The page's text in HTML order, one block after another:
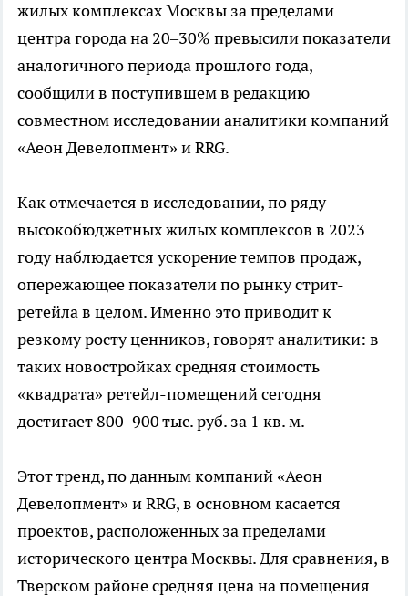
жилых комплексах Москвы за пределами
центра города на 20–30% превысили показатели
аналогичного периода прошлого года,
сообщили в поступившем в редакцию
совместном исследовании аналитики компаний
«Аеон Девелопмент» и RRG.
Как отмечается в исследовании, по ряду
высокобюджетных жилых комплексов в 2023
году наблюдается ускорение темпов продаж,
опережающее показатели по рынку стрит-
ретейла в целом. Именно это приводит к
резкому росту ценников, говорят аналитики: в
таких новостройках средняя стоимость
«квадрата» ретейл-помещений сегодня
достигает 800–900 тыс. руб. за 1 кв. м.
Этот тренд, по данным компаний «Аеон
Девелопмент» и RRG, в основном касается
проектов, расположенных за пределами
исторического центра Москвы. Для сравнения, в
Тверском районе средняя цена на помещения